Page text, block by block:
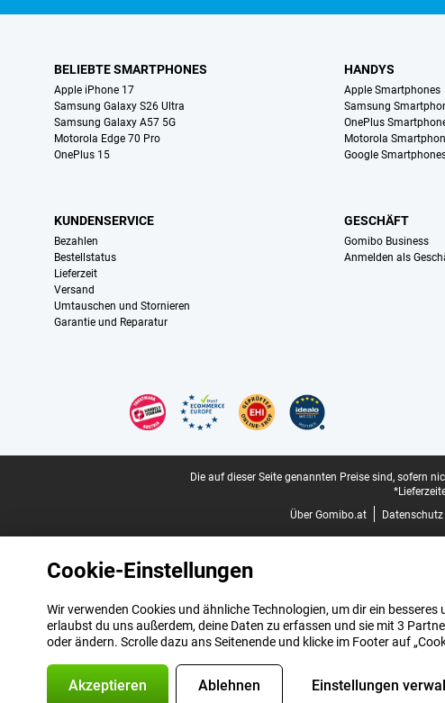
BELIEBTE SMARTPHONES
Apple iPhone 17
Samsung Galaxy S26 Ultra
Samsung Galaxy A57 5G
Motorola Edge 70 Pro
OnePlus 15
HANDYS
Apple Smartphones
Samsung
OnePlus
Motorola
Google
KUNDENSERVICE
Bezahlen
Bestellstatus
Lieferzeit
Versand
Umtauschen und Stornieren
Garantie und Reparatur
GESCHÄFT
Gomibo Business
Anmelden als
Die auf dieser Seite genannten Preise sind, sofern
Über Gomibo.at
Datenschutz
Cookie-Einstellungen
Wir verwenden Cookies und ähnliche Technologien, um dir ein
erlaubst du uns außerdem, deine Daten zu erfassen und sie mit 3
oder ändern. Scrolle dazu ans Seitenende und klicke im Footer auf
Akzeptieren Ablehnen Einstellungen